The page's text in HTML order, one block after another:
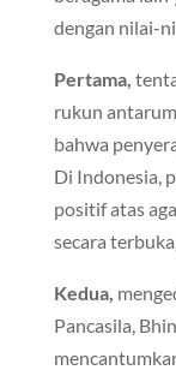
dengan nilai-
Pertama,
rukun
bahwa
Di Indonesia,
positif atas
secara
Kedua,
Pancasila,